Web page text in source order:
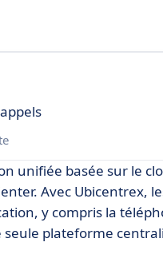
unifiée basée sur le
Avec Ubicentrex,
y compris la
plateforme